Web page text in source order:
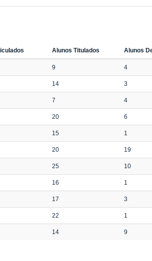
Alunos Titulados Alunos
9 4
14 3
7 4
20 6
15 1
20 19
25 10
16 1
17 3
22 1
14 9